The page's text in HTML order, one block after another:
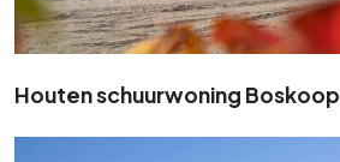
Houten schuurwoning Boskoop